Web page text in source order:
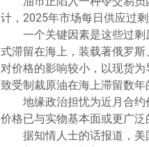
计，2025年市场每日供应过
一个关键因素是这些过
式滞留在海上，装载著俄罗
对价格的影响较小，以现货
致受制裁原油在海上滞留数年
地缘政治担忧为近月合约
价格已与实物基本面或更广
据知情人士的话报道，